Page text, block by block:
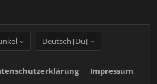
Deutsch [Du]
Impressum